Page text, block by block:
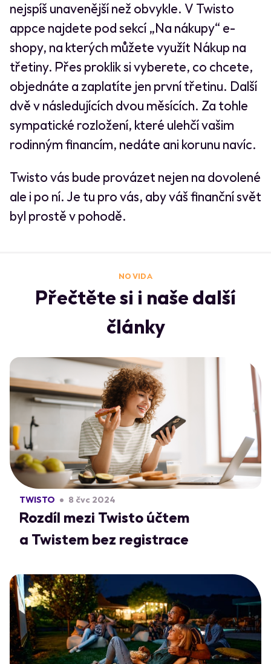
nejspíš unavenější než obvykle. V Twisto
appce najdete pod sekcí „Na nákupy“ e-
shopy, na kterých můžete využít Nákup na
třetiny. Přes proklik si vyberete, co chcete,
objednáte a zaplatíte jen první třetinu. Další
dvě v následujících dvou měsících. Za tohle
sympatické rozložení, které ulehčí vašim
rodinným financím, nedáte ani korunu navíc.
Twisto vás bude provázet nejen na dovolené
ale i po ní. Je tu pro vás, aby váš finanční svět
byl prostě v pohodě.
NO VIDA
Přečtěte si i naše další
články
TWISTO 8 čvc 2024
Rozdíl mezi Twisto účtem
a Twistem bez registrace